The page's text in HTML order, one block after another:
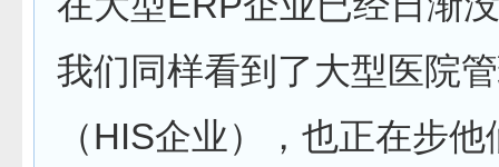
我们同样看到了大型医院
（HIS企业），也正在步